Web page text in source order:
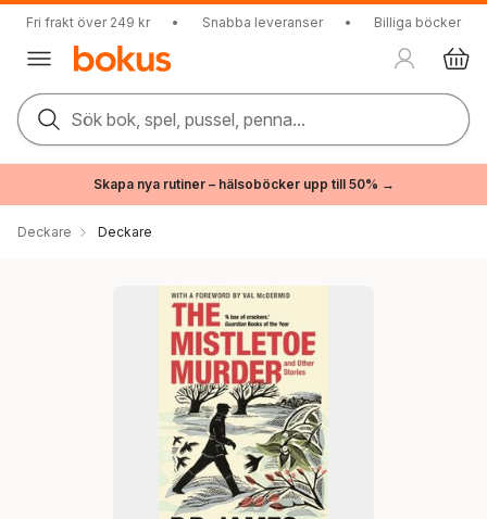
Fri frakt över 249 kr • Snabba leveranser • Billiga böcker
Sök bok, spel, pussel, penna...
Skapa nya rutiner – hälsoböcker upp till 50% →
Deckare Deckare